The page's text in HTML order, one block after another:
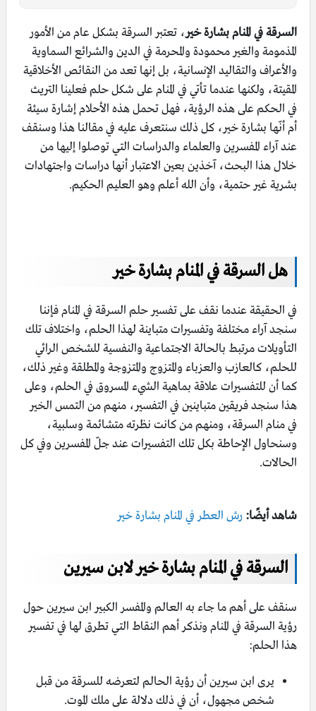
السرقة في المنام بشارة خير، تعتبر السرقة بشكل عام من الأمور
المذمومة والغير محمودة والمحرمة في الدين والشرائع السماوية
والأعراف والتقاليد الإنسانية، بل إنها تعد من النقائص الأخلاقية
المقيتة، ولكنها عندما تأتي في المنام على شكل حلم فعلينا التريث
في الحكم على هذه الرؤية، فهل تحمل هذه الأحلام إشارة سيئة
أم أنّها بشارة خير، كل ذلك سنتعرف عليه في مقالنا هذا وسنقف
عند آراء المفسرين والعلماء والدراسات التي توصلوا إليها من
خلال هذا البحث، آخذين بعين الاعتبار أنها دراسات واجتهادات
بشرية غير حتمية، وأن الله أعلم وهو العليم الحكيم.
هل السرقة في المنام بشارة خير
في الحقيقة عندما نقف على تفسير حلم السرقة في المنام فإننا
سنجد آراء مختلفة وتفسيرات متباينة لهذا الحلم، واختلاف تلك
التأويلات مرتبط بالحالة الاجتماعية والنفسية للشخص الرائي
للحلم، كالعازب والعزباء والمتزوج والمتزوجة والمطلقة وغير ذلك،
كما أن للتفسيرات علاقة بماهية الشيء المسروق في الحلم، وعلى
هذا سنجد فريقين متباينين في التفسير، منهم من التمس الخير
في منام السرقة، ومنهم من كانت نظرته متشائمة وسلبية،
وسنحاول الإحاطة بكل تلك التفسيرات عند جلّ المفسرين وفي كل
الحالات.
شاهد أيضًا: رش العطر في المنام بشارة خير
السرقة في المنام بشارة خير لابن سيرين
سنقف على أهم ما جاء به العالم والمفسر الكبير ابن سيرين حول
رؤية السرقة في المنام ونذكر أهم النقاط التي تطرق لها في تفسير
هذا الحلم:
يرى ابن سيرين أن رؤية الحالم لتعرضه للسرقة من قبل
شخص مجهول، أن في ذلك دلالة على ملك الموت.